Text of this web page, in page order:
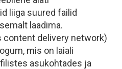
liiga suured failid
laadima.
content delivery network)
mis on laiali
asukohtades ja